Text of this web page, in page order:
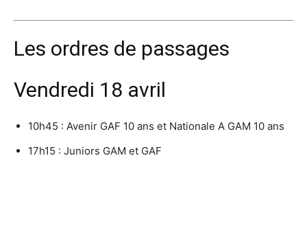
Les ordres de passages
Vendredi 18 avril
10h45 : Avenir GAF 10 ans et Nationale A GAM 10 ans
17h15 : Juniors GAM et GAF